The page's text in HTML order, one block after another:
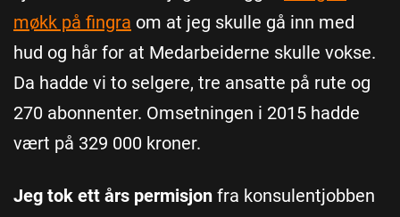
møkk på fingra om at jeg skulle gå inn med
hud og hår for at Medarbeiderne skulle vokse.
Da hadde vi to selgere, tre ansatte på rute og
270 abonnenter. Omsetningen i 2015 hadde
vært på 329 000 kroner.
Jeg tok ett års permisjon fra konsulentjobben